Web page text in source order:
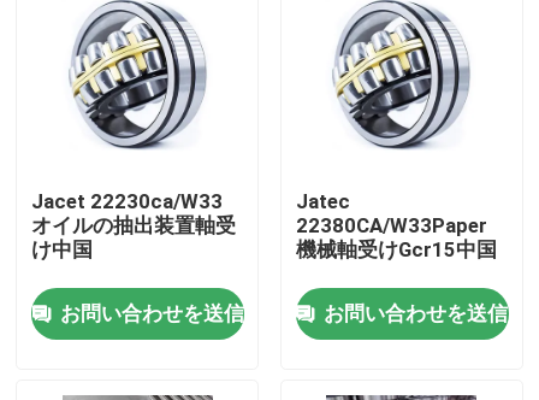
Jacet 22230ca/W33
オイルの抽出装置軸受
け中国
お問い合わせを送信
Jatec
22380CA/W33Paper
機械軸受けGcr15中国
お問い合わせを送信